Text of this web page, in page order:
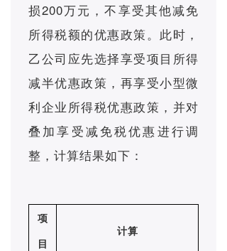
损200万元，不享受其他减免
所得税额的优惠政策。此时，
乙公司应先选择享受项目所得
减半优惠政策，再享受小型微
利企业所得税优惠政策，并对
叠加享受减免税优惠进行调
整，计算结果如下：
项
目
计算